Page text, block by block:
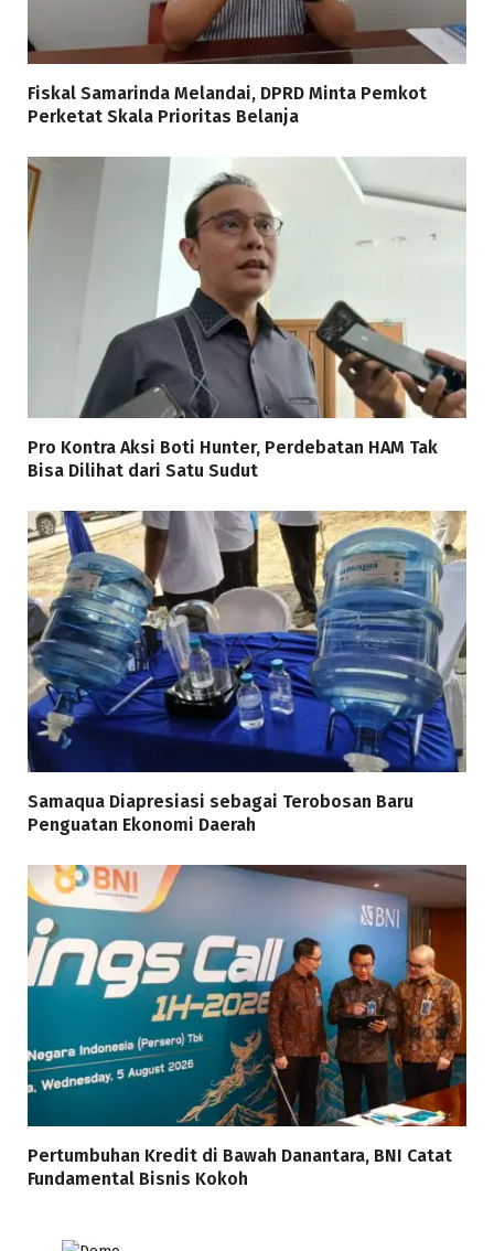
Fiskal Samarinda Melandai, DPRD Minta Pemkot
Perketat Skala Prioritas Belanja
Pro Kontra Aksi Boti Hunter, Perdebatan HAM Tak
Bisa Dilihat dari Satu Sudut
Samaqua Diapresiasi sebagai Terobosan Baru
Penguatan Ekonomi Daerah
Pertumbuhan Kredit di Bawah Danantara, BNI Catat
Fundamental Bisnis Kokoh